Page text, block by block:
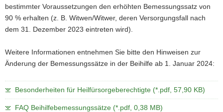
bestimmter Voraussetzungen den erhöhten Bemessungssatz von
90 % erhalten (z. B. Witwen/Witwer, deren Versorgungsfall nach
dem 31. Dezember 2023 eintreten wird).
Weitere Informationen entnehmen Sie bitte den Hinweisen zur
Änderung der Bemessungssätze in der Beihilfe ab 1. Januar 2024:
Besonderheiten für Heilfürsorgeberechtigte (*.pdf, 57,90 KB)
FAQ Beihilfebemessungssätze (*.pdf, 0,38 MB)